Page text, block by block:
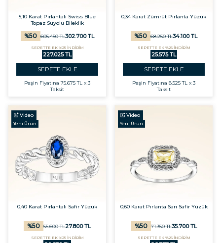
5,10 Karat Pırlantalı Swiss Blue
Topaz Suyolu Bileklik
%50 605.450TL302.700TL
SEPETTE EK %25 İNDİRİM
227.025 TL
SEPETE EKLE
Peşin Fiyatına 75.675 TL x 3
Taksit
0,34 Karat Zümrüt Pırlanta Yüzük
%50 68.250TL34.100TL
SEPETTE EK %25 İNDİRİM
25.575 TL
SEPETE EKLE
Peşin Fiyatına 8.525 TL x 3
Taksit
Video
Yeni Ürün
0,40 Karat Pırlantalı Safir Yüzük
%50 55.600TL27.800TL
SEPETTE EK %25 İNDİRİM
Video
Yeni Ürün
0,60 Karat Pırlanta Sarı Safir Yüzük
%50 71.350TL35.700TL
SEPETTE EK %25 İNDİRİM